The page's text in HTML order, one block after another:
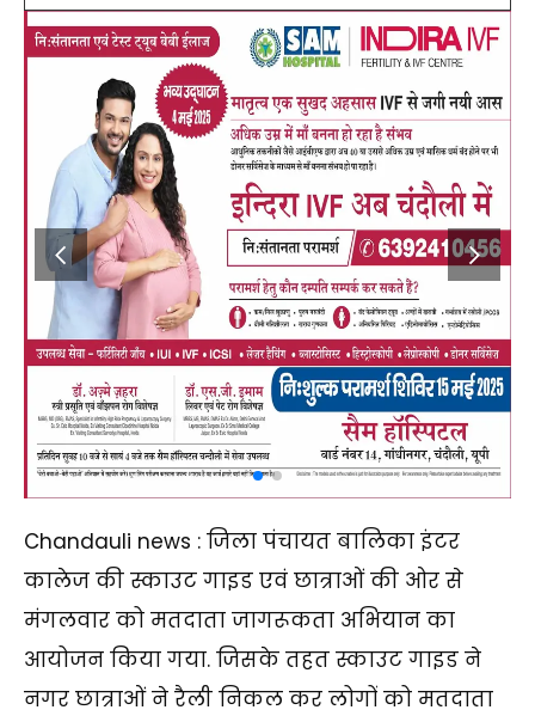
Chandauli news : जिला पंचायत बालिका इंटर
कालेज की स्काउट गाइड एवं छात्राओं की ओर से
मंगलवार को मतदाता जागरूकता अभियान का
आयोजन किया गया. जिसके तहत स्काउट गाइड ने
नगर छात्राओं ने रैली निकल कर लोगों को मतदाता